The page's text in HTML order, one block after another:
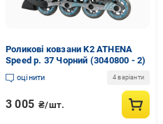
Роликові ковзани K2 ATHENA
Speed р. 37 Чорний (3040800 - 2)
оцінити 4 варіанти
3 005 ₴/шт.